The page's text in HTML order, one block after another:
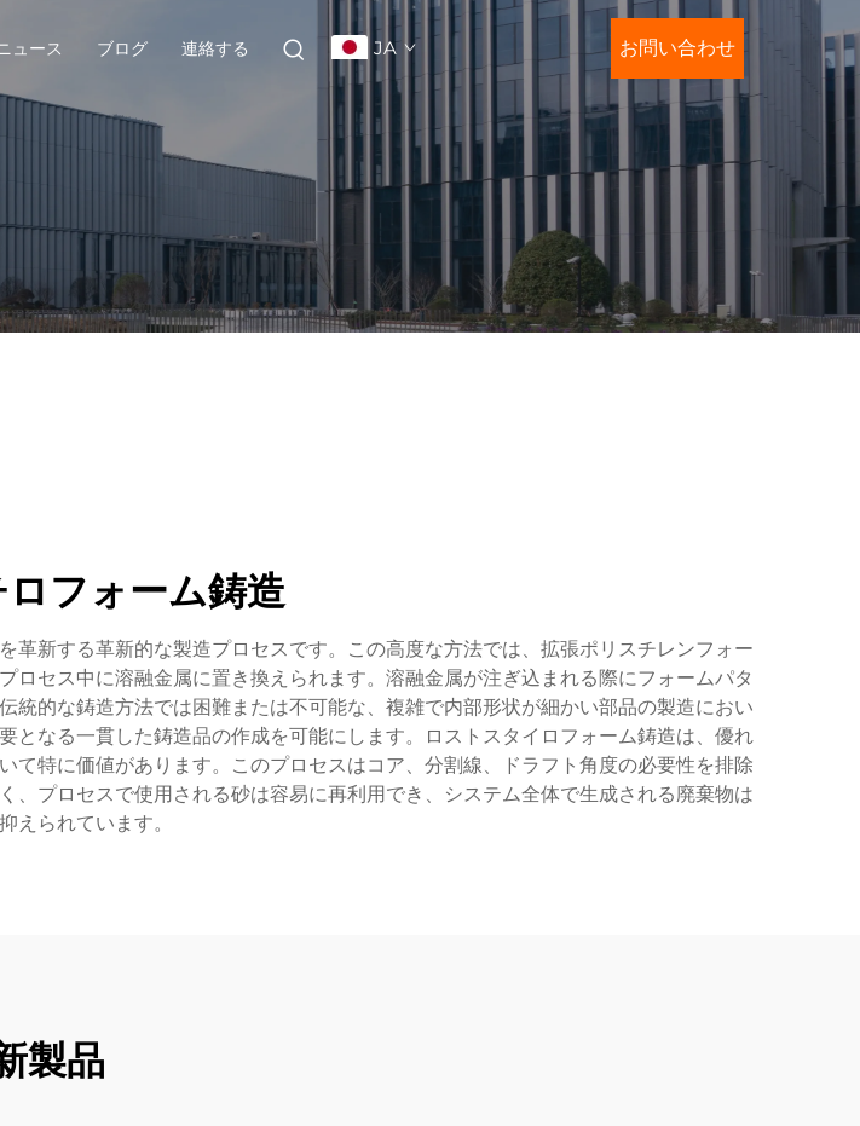
ュース ブログ 連絡する JA お問い合わせ
フォーム鋳造
新する革新的な製造プロセスです。この高度な方法では、拡張ポリスチレンフォー
セス中に溶融金属に置き換えられます。溶融金属が注ぎ込まれる際にフォームパタ
的な鋳造方法では困難または不可能な、複雑で内部形状が細かい部品の製造におい
なる一貫した鋳造品の作成を可能にします。ロストスタイロフォーム鋳造は、優れ
特に価値があります。このプロセスはコア、分割線、ドラフト角度の必要性を排除
プロセスで使用される砂は容易に再利用でき、システム全体で生成される廃棄物は
えられています。
製品